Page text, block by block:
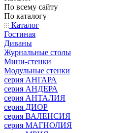
По всему сайту
По каталогу
Каталог
Гостиная
Диваны
Журнальные столы
Мини-стенки
Модульные стенки
серия АНГАРА
серия АНДЕРА
серия АНТАЛИЯ
серия ДИОР
серия ВАЛЕНСИЯ
серия МАГНОЛИЯ